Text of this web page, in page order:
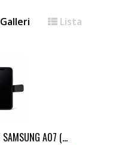
Galleri Lista
SAMSUNG A07 (...